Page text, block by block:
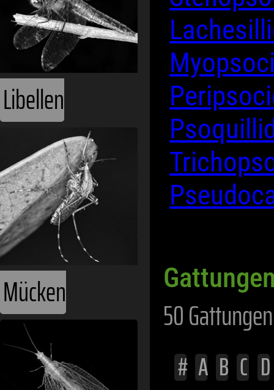
Libellen
Mücken
50
# A B C D